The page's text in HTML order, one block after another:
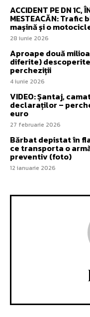
ACCIDENT PE DN 1C,
MESTEACĂN:
mașină și o
28 iunie 2026
Aproape două
diferite)
percheziții
4 iunie 2026
VIDEO: Șantaj,
declaraților –
euro
27 februarie 2026
Bărbat depistat în
ce transporta o
preventiv (foto)
12 ianuarie 2026